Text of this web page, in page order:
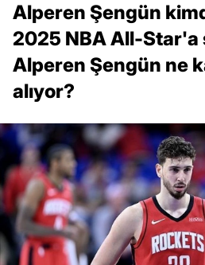
Alperen Şengün
2025 NBA All-Star'a
Alperen Şengün ne
alıyor?